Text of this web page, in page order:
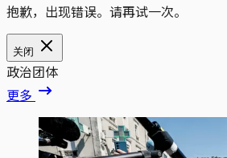
抱歉，出现错误。请再试一次。
关闭
政治团体
更多